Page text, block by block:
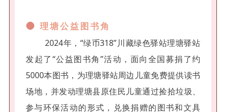
理塘公益图书角
2024年，“绿币318”川藏绿色驿站理塘驿站
发起了“公益图书角”活动，面向全国募捐了约
5000本图书，为理塘驿站周边儿童免费提供读书
场地，并发动理塘县原住民儿童通过捡拾垃圾、
参与环保活动的形式，兑换捐赠的图书和文具